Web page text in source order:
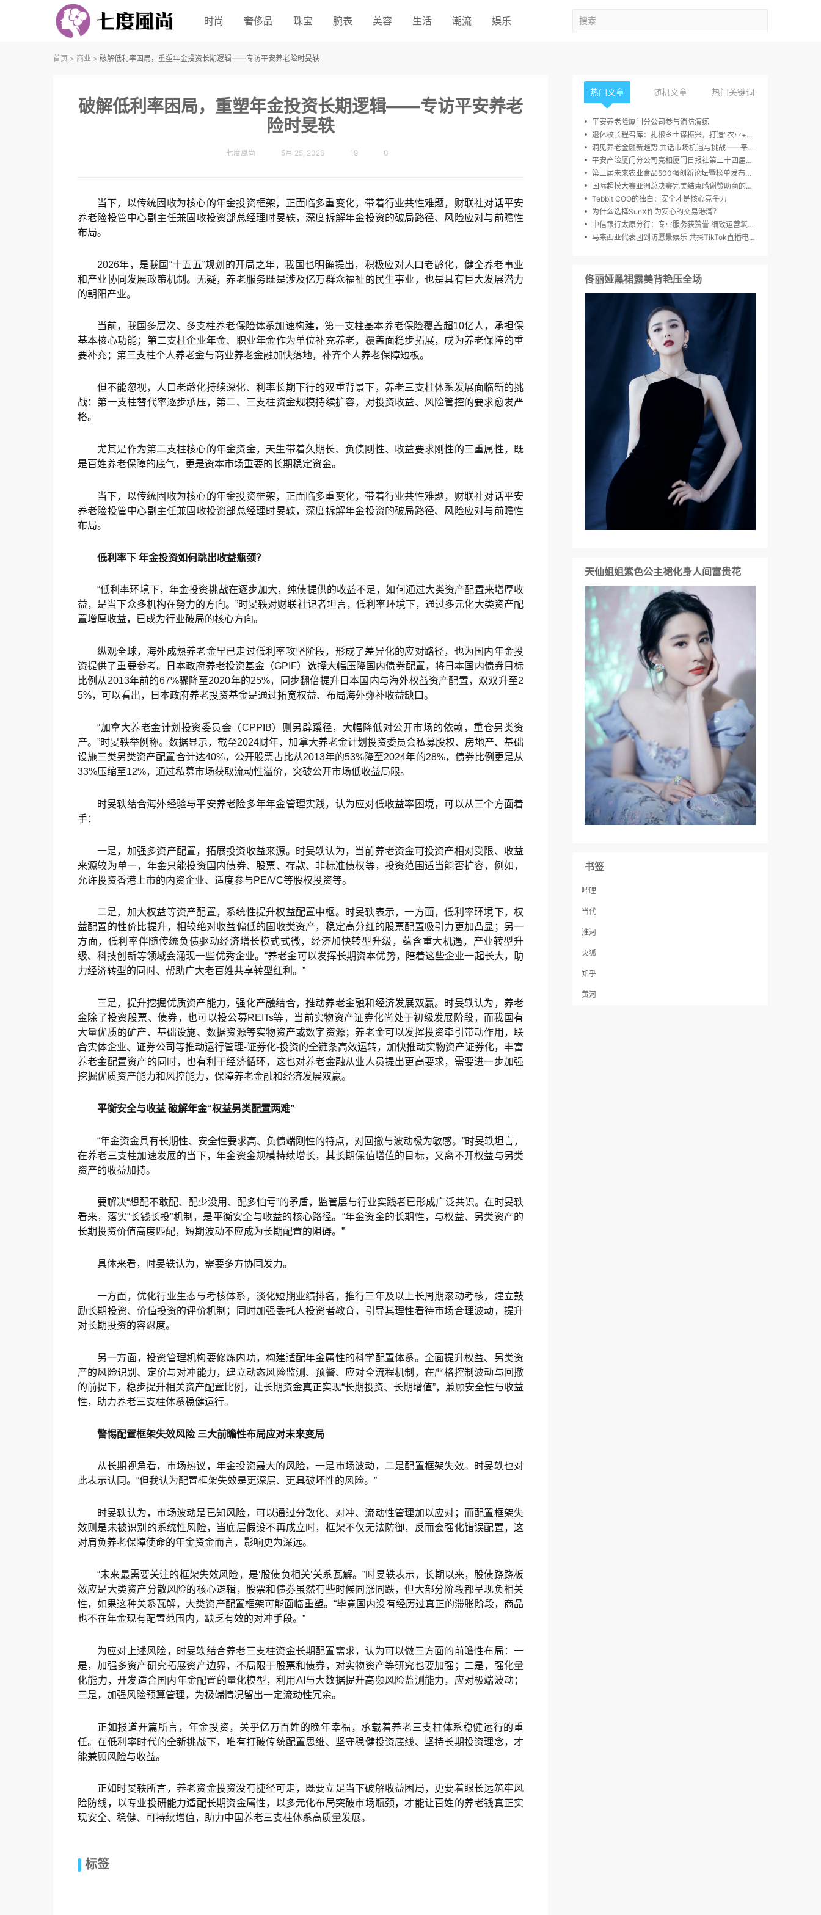
时尚 奢侈品 珠宝 腕表 美容 生活 潮流 娱乐
首页 > 商业 > 破解低利率困局，重塑年金投资长期逻辑——专访平安养老险时旻轶
破解低利率困局，重塑年金投资长期逻辑——专访平安养老
险时旻轶
七度風尚 5月 25, 2026 19 0
当下，以传统固收为核心的年金投资框架，正面临多重变化，带着行业共性难题，财联社对话平安
养老险投管中心副主任兼固收投资部总经理时旻轶，深度拆解年金投资的破局路径、风险应对与前瞻性
布局。
2026年，是我国“十五五”规划的开局之年，我国也明确提出，积极应对人口老龄化，健全养老事业
和产业协同发展政策机制。无疑，养老服务既是涉及亿万群众福祉的民生事业，也是具有巨大发展潜力
的朝阳产业。
当前，我国多层次、多支柱养老保险体系加速构建，第一支柱基本养老保险覆盖超10亿人，承担保
基本核心功能；第二支柱企业年金、职业年金作为单位补充养老，覆盖面稳步拓展，成为养老保障的重
要补充；第三支柱个人养老金与商业养老金融加快落地，补齐个人养老保障短板。
但不能忽视，人口老龄化持续深化、利率长期下行的双重背景下，养老三支柱体系发展面临新的挑
战：第一支柱替代率逐步承压，第二、三支柱资金规模持续扩容，对投资收益、风险管控的要求愈发严
格。
尤其是作为第二支柱核心的年金资金，天生带着久期长、负债刚性、收益要求刚性的三重属性，既
是百姓养老保障的底气，更是资本市场重要的长期稳定资金。
当下，以传统固收为核心的年金投资框架，正面临多重变化，带着行业共性难题，财联社对话平安
养老险投管中心副主任兼固收投资部总经理时旻轶，深度拆解年金投资的破局路径、风险应对与前瞻性
布局。
低利率下 年金投资如何跳出收益瓶颈？
“低利率环境下，年金投资挑战在逐步加大，纯债提供的收益不足，如何通过大类资产配置来增厚收
益，是当下众多机构在努力的方向。”时旻轶对财联社记者坦言，低利率环境下，通过多元化大类资产配
置增厚收益，已成为行业破局的核心方向。
纵观全球，海外成熟养老金早已走过低利率攻坚阶段，形成了差异化的应对路径，也为国内年金投
资提供了重要参考。日本政府养老投资基金（GPIF）选择大幅压降国内债券配置，将日本国内债券目标
比例从2013年前的67%骤降至2020年的25%，同步翻倍提升日本国内与海外权益资产配置，双双升至2
5%，可以看出，日本政府养老投资基金是通过拓宽权益、布局海外弥补收益缺口。
“加拿大养老金计划投资委员会（CPPIB）则另辟蹊径，大幅降低对公开市场的依赖，重仓另类资
产。”时旻轶举例称。数据显示，截至2024财年，加拿大养老金计划投资委员会私募股权、房地产、基础
设施三类另类资产配置合计达40%，公开股票占比从2013年的53%降至2024年的28%，债券比例更是从
33%压缩至12%，通过私募市场获取流动性溢价，突破公开市场低收益局限。
时旻轶结合海外经验与平安养老险多年年金管理实践，认为应对低收益率困境，可以从三个方面着
手：
一是，加强多资产配置，拓展投资收益来源。时旻轶认为，当前养老资金可投资产相对受限、收益
来源较为单一，年金只能投资国内债券、股票、存款、非标准债权等，投资范围适当能否扩容，例如，
允许投资香港上市的内资企业、适度参与PE/VC等股权投资等。
二是，加大权益等资产配置，系统性提升权益配置中枢。时旻轶表示，一方面，低利率环境下，权
益配置的性价比提升，相较绝对收益偏低的固收类资产，稳定高分红的股票配置吸引力更加凸显；另一
方面，低利率伴随传统负债驱动经济增长模式式微，经济加快转型升级，蕴含重大机遇，产业转型升
级、科技创新等领域会涌现一些优秀企业。“养老金可以发挥长期资本优势，陪着这些企业一起长大，助
力经济转型的同时、帮助广大老百姓共享转型红利。”
三是，提升挖掘优质资产能力，强化产融结合，推动养老金融和经济发展双赢。时旻轶认为，养老
金除了投资股票、债券，也可以投公募REITs等，当前实物资产证券化尚处于初级发展阶段，而我国有
大量优质的矿产、基础设施、数据资源等实物资产或数字资源；养老金可以发挥投资牵引带动作用，联
合实体企业、证券公司等推动运行管理-证券化-投资的全链条高效运转，加快推动实物资产证券化，丰富
养老金配置资产的同时，也有利于经济循环，这也对养老金融从业人员提出更高要求，需要进一步加强
挖掘优质资产能力和风控能力，保障养老金融和经济发展双赢。
平衡安全与收益 破解年金“权益另类配置两难”
“年金资金具有长期性、安全性要求高、负债端刚性的特点，对回撤与波动极为敏感。”时旻轶坦言，
在养老三支柱加速发展的当下，年金资金规模持续增长，其长期保值增值的目标，又离不开权益与另类
资产的收益加持。
要解决“想配不敢配、配少没用、配多怕亏”的矛盾，监管层与行业实践者已形成广泛共识。在时旻轶
看来，落实“长钱长投”机制，是平衡安全与收益的核心路径。“年金资金的长期性，与权益、另类资产的
长期投资价值高度匹配，短期波动不应成为长期配置的阻碍。”
具体来看，时旻轶认为，需要多方协同发力。
一方面，优化行业生态与考核体系，淡化短期业绩排名，推行三年及以上长周期滚动考核，建立鼓
励长期投资、价值投资的评价机制；同时加强委托人投资者教育，引导其理性看待市场合理波动，提升
对长期投资的容忍度。
另一方面，投资管理机构要修炼内功，构建适配年金属性的科学配置体系。全面提升权益、另类资
产的风险识别、定价与对冲能力，建立动态风险监测、预警、应对全流程机制，在严格控制波动与回撤
的前提下，稳步提升相关资产配置比例，让长期资金真正实现“长期投资、长期增值”，兼顾安全性与收益
性，助力养老三支柱体系稳健运行。
警惕配置框架失效风险 三大前瞻性布局应对未来变局
从长期视角看，市场热议，年金投资最大的风险，一是市场波动，二是配置框架失效。时旻轶也对
此表示认同。“但我认为配置框架失效是更深层、更具破坏性的风险。”
时旻轶认为，市场波动是已知风险，可以通过分散化、对冲、流动性管理加以应对；而配置框架失
效则是未被识别的系统性风险，当底层假设不再成立时，框架不仅无法防御，反而会强化错误配置，这
对肩负养老保障使命的年金资金而言，影响更为深远。
“未来最需要关注的框架失效风险，是‘股债负相关’关系瓦解。”时旻轶表示，长期以来，股债跷跷板
效应是大类资产分散风险的核心逻辑，股票和债券虽然有些时候同涨同跌，但大部分阶段都呈现负相关
性，如果这种关系瓦解，大类资产配置框架可能面临重塑。“毕竟国内没有经历过真正的滞胀阶段，商品
也不在年金现有配置范围内，缺乏有效的对冲手段。”
为应对上述风险，时旻轶结合养老三支柱资金长期配置需求，认为可以做三方面的前瞻性布局：一
是，加强多资产研究拓展资产边界，不局限于股票和债券，对实物资产等研究也要加强；二是，强化量
化能力，开发适合国内年金配置的量化模型，利用AI与大数据提升高频风险监测能力，应对极端波动；
三是，加强风险预算管理，为极端情况留出一定流动性冗余。
正如报道开篇所言，年金投资，关乎亿万百姓的晚年幸福，承载着养老三支柱体系稳健运行的重
任。在低利率时代的全新挑战下，唯有打破传统配置思维、坚守稳健投资底线、坚持长期投资理念，才
能兼顾风险与收益。
正如时旻轶所言，养老资金投资没有捷径可走，既要立足当下破解收益困局，更要着眼长远筑牢风
险防线，以专业投研能力适配长期资金属性，以多元化布局突破市场瓶颈，才能让百姓的养老钱真正实
现安全、稳健、可持续增值，助力中国养老三支柱体系高质量发展。
标签
热门文章 随机文章 热门关键词
平安养老险厦门分公司参与消防演练
退休校长程召库：扎根乡土谋振兴，打造“农业+多业态”融合发展新样本
洞见养老金融新趋势 共话市场机遇与挑战——平安养老广东分公司年金客户论坛在京成功举办
平安产险厦门分公司亮相厦门日报社第二十四届读者嘉年华活动
第三届未来农业食品500强创新论坛暨榜单发布周，10月23日于深圳圆满举行
国际超模大赛亚洲总决赛完美结束感谢赞助商的大力支持
Tebbit COO的独白：安全才是核心竞争力
为什么选择SunX作为安心的交易港湾？
中信银行太原分行：专业服务获赞誉 细致运营筑信任
马来西亚代表团到访愿景娱乐 共探TikTok直播电商增长新路径
佟丽娅黑裙露美背艳压全场
天仙姐姐紫色公主裙化身人间富贵花
书签
哔哩
当代
淮河
火狐
知乎
黄河